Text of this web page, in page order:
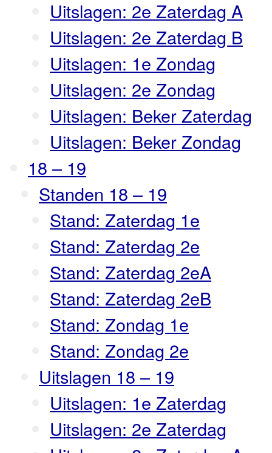
Uitslagen: 2e Zaterdag A
Uitslagen: 2e Zaterdag B
Uitslagen: 1e Zondag
Uitslagen: 2e Zondag
Uitslagen: Beker Zaterdag
Uitslagen: Beker Zondag
18 – 19
Standen 18 – 19
Stand: Zaterdag 1e
Stand: Zaterdag 2e
Stand: Zaterdag 2eA
Stand: Zaterdag 2eB
Stand: Zondag 1e
Stand: Zondag 2e
Uitslagen 18 – 19
Uitslagen: 1e Zaterdag
Uitslagen: 2e Zaterdag